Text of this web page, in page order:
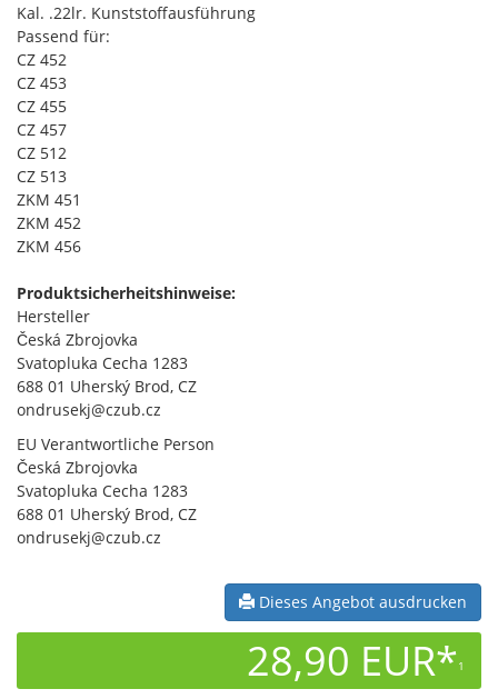
Kal. .22lr. Kunststoffausführung
Passend für:
CZ 452
CZ 453
CZ 455
CZ 457
CZ 512
CZ 513
ZKM 451
ZKM 452
ZKM 456
Produktsicherheitshinweise:
Hersteller
Česká Zbrojovka
Svatopluka Cecha 1283
688 01 Uherský Brod, CZ
ondrusekj@czub.cz
EU Verantwortliche Person
Česká Zbrojovka
Svatopluka Cecha 1283
688 01 Uherský Brod, CZ
ondrusekj@czub.cz
Dieses Angebot ausdrucken
28,90 EUR*1